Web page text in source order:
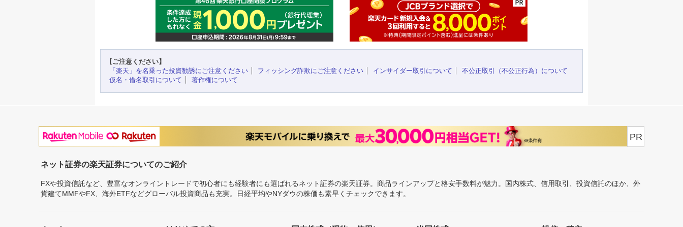
【ご注意ください】
「楽天」を名乗った投資勧誘にご注意ください
フィッシング詐欺にご注意ください インサイダー取引について
不公正取引（不公正行為）について
仮名・借名取引について
著作権について
PR
ネット証券の楽天証券についてのご紹介
FXや投資信託など、豊富なオンライントレードで初心者にも経験者にも選ばれるネット証券の楽天証券。商品ラインアップと格安手数料が魅力。国内株式、信用取引、投資信託のほか、外
貨建てMMFやFX、海外ETFなどグローバル投資商品も充実。日経平均やNYダウの株価も素早くチェックできます。